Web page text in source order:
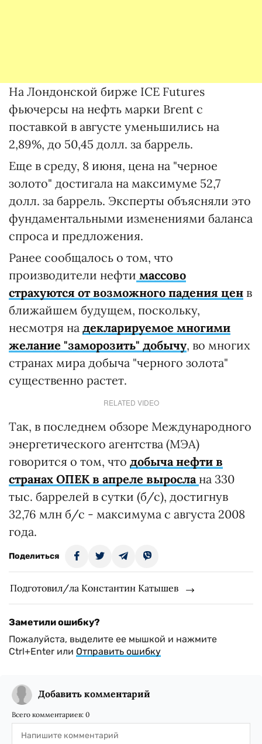
На Лондонской бирже ICE Futures
фьючерсы на нефть марки Brent с
поставкой в августе уменьшились на
2,89%, до 50,45 долл. за баррель.
Еще в среду, 8 июня, цена на "черное
золото" достигала на максимуме 52,7
долл. за баррель. Эксперты объясняли это
фундаментальными изменениями баланса
спроса и предложения.
Ранее сообщалось о том, что
производители нефти массово
страхуются от возможного падения цен в
ближайшем будущем, поскольку,
несмотря на декларируемое многими
желание "заморозить" добычу, во многих
странах мира добыча "черного золота"
существенно растет.
RELATED VIDEO
Так, в последнем обзоре Международного
энергетического агентства (МЭА)
говорится о том, что добыча нефти в
странах ОПЕК в апреле выросла на 330
тыс. баррелей в сутки (б/с), достигнув
32,76 млн б/с - максимума с августа 2008
года.
Поделиться
Подготовил/ла Константин Катышев
Заметили ошибку?
Пожалуйста, выделите ее мышкой и нажмите
Ctrl+Enter или Отправить ошибку
Добавить комментарий
Всего комментариев: 0